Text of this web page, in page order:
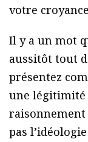
votre
Il y a un mot
aussitôt tout
présentez
une légitimité
raisonnement
pas